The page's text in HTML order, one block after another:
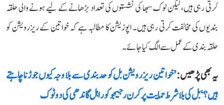
کرتی رہی ہیں، لیکن لوک سبھا کی نشستوں کی تعداد بڑھانے کے لیے ہونے والی حلقہ
بندیوں کی مخالفت کرتی رہی ہیں۔ اپوزیشن کا مطالبہ ہے کہ خواتین کے ریزرویشن کو
حلقہ بندی کے عمل سے الگ کیا جائے۔
یہ بھی پڑھیں :’خواتین ریزرویشن بل کو حدبندی سے بلا وجہ کیوں جوڑنا چاہتے
ہیں؟‘ بل کی بلا شرط حمایت پر کرن رجیجو کو راہل گاندھی کی دوٹوک